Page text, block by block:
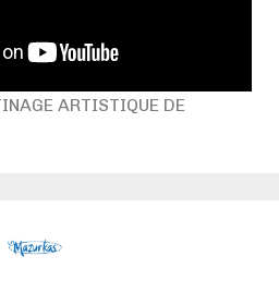
ARTISTIQUE DE